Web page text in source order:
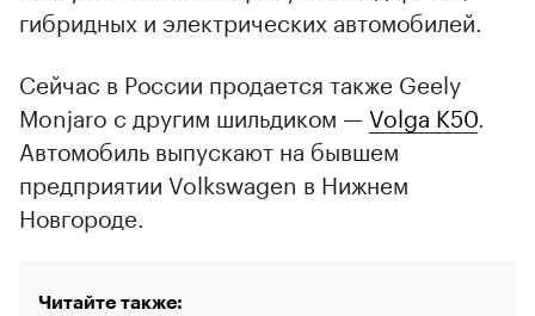
гибридных и электрических автомобилей.
Сейчас в России продается также Geely
Monjaro с другим шильдиком — Volga K50.
Автомобиль выпускают на бывшем
предприятии Volkswagen в Нижнем
Новгороде.
Читайте также: